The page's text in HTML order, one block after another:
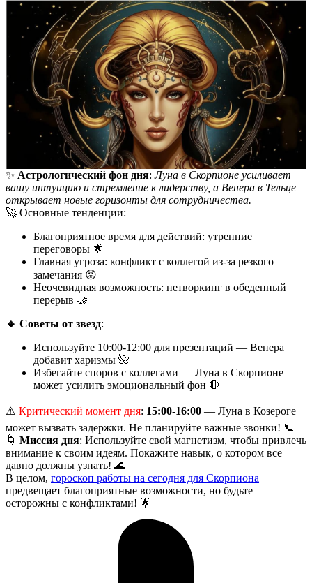
✨ Астрологический фон дня:Луна в Скорпионе усиливает
вашу интуицию и стремление к лидерству, а Венера в Тельце
открывает новые горизонты для сотрудничества.
🚀 Основные тенденции:
Благоприятное время для действий: утренние
переговоры 🌟
Главная угроза: конфликт с коллегой из-за резкого
замечания 😡
Неочевидная возможность: нетворкинг в обеденный
перерыв 🤝
🔸 Советы от звезд:
Используйте 10:00-12:00 для презентаций — Венера
добавит харизмы 🌺
Избегайте споров с коллегами — Луна в Скорпионе
может усилить эмоциональный фон 🛑
⚠️ Критический момент дня: 15:00-16:00 — Луна в Козероге
может вызвать задержки. Не планируйте важные звонки! 📞
🌀 Миссия дня: Используйте свой магнетизм, чтобы привлечь
внимание к своим идеям. Покажите навык, о котором все
давно должны узнать! 🌊
В целом, гороскоп работы на сегодня для Скорпиона
предвещает благоприятные возможности, но будьте
осторожны с конфликтами! 🌟